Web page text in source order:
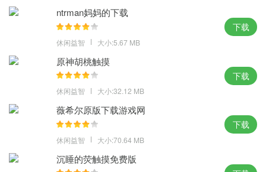
ntrman妈妈的下载
休闲益智 大小:5.67 MB
下载
原神胡桃触摸
休闲益智 大小:32.12 MB
下载
薇希尔原版下载游戏网
休闲益智 大小:70.64 MB
下载
沉睡的荧触摸免费版